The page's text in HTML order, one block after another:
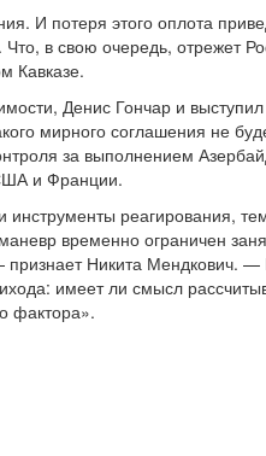
И потеря этого оплота
в свою очередь, отрежет
Кавказе.
Денис Гончар и
мирного соглашения не
за выполнением
и Франции.
инструменты реагирования,
временно ограничен
Никита Мендкович. —
имеет ли смысл
фактора».